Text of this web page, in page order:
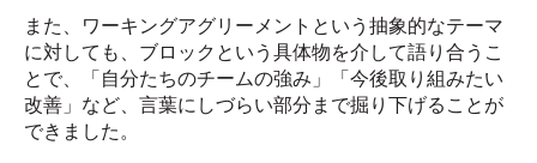
また、ワーキングアグリーメントという抽象的なテーマ
に対しても、ブロックという具体物を介して語り合うこ
とで、「自分たちのチームの強み」「今後取り組みたい
改善」など、言葉にしづらい部分まで掘り下げることが
できました。